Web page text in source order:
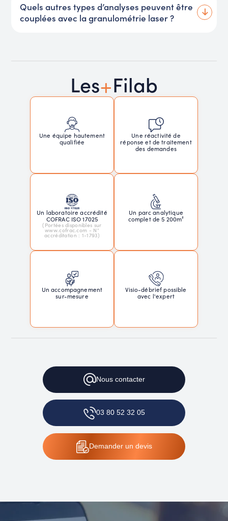
Quels autres types d’analyses peuvent être
couplées avec la granulométrie laser ?
Les+Filab
Une équipe hautement
qualifiée
Une réactivité de
réponse et de traitement
des demandes
Un laboratoire accrédité
COFRAC ISO 17025
(Portées disponibles sur
www.cofrac.com - N°
accréditation : 1-1793)
Un parc analytique
complet de 5 200m²
Un accompagnement
sur-mesure
Visio-débrief possible
avec l'expert
Nouscontacter
03 80 52 32 05
Demanderun devis